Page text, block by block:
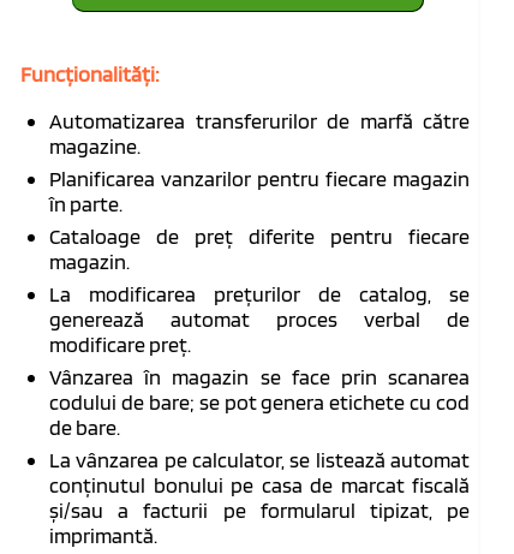
Funcționalități:
Automatizarea transferurilor de marfă către
magazine.
Planificarea vanzarilor pentru fiecare magazin
în parte.
Cataloage de preț diferite pentru fiecare
magazin.
La modificarea prețurilor de catalog, se
generează automat proces verbal de
modificare preț.
Vânzarea în magazin se face prin scanarea
codului de bare; se pot genera etichete cu cod
de bare.
La vânzarea pe calculator, se listează automat
conținutul bonului pe casa de marcat fiscală
și/sau a facturii pe formularul tipizat, pe
imprimantă.